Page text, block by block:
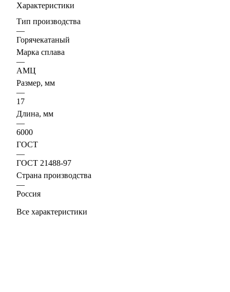
Характеристики
Тип производства
—
Горячекатаный
Марка сплава
—
АМЦ
Размер, мм
—
17
Длина, мм
—
6000
ГОСТ
—
ГОСТ 21488-97
Страна производства
—
Россия
Все характеристики